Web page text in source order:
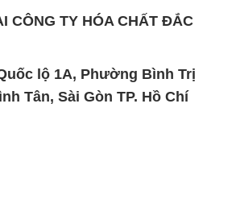
CÔNG TY HÓA CHẤT ĐẮC
lộ 1A, Phường Bình Trị
Tân, Sài Gòn TP. Hồ Chí